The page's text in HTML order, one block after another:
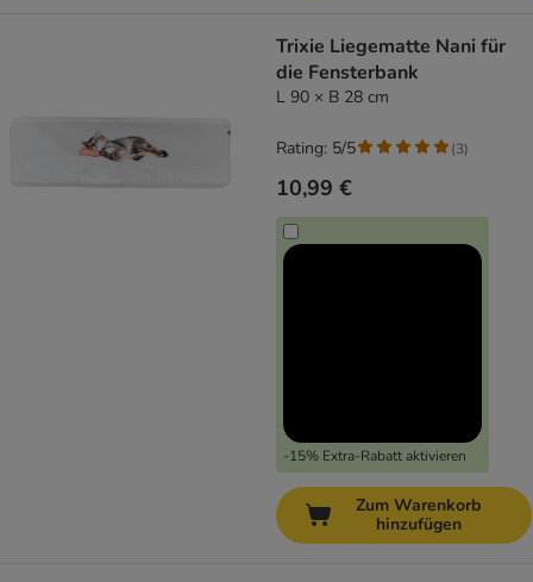
Trixie Liegematte Nani für
die Fensterbank
L 90 × B 28 cm
10,99 €
-15% Extra-Rabatt aktivieren
Rating: 5/5 (3)
Zum Warenkorb
hinzufügen